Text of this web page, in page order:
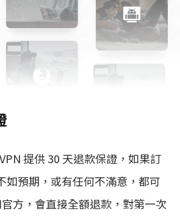
提供 30 天退款保證，如果訂
如預期，或有任何不滿意，都可
方，會直接全額退款，對第一次